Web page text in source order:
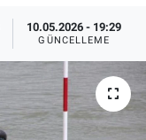
10.05.2026 - 19:29
GÜNCELLEME